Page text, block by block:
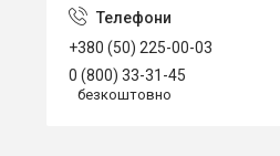
+380 (50) 225-00-03
0 (800) 33-31-45
безкоштовно